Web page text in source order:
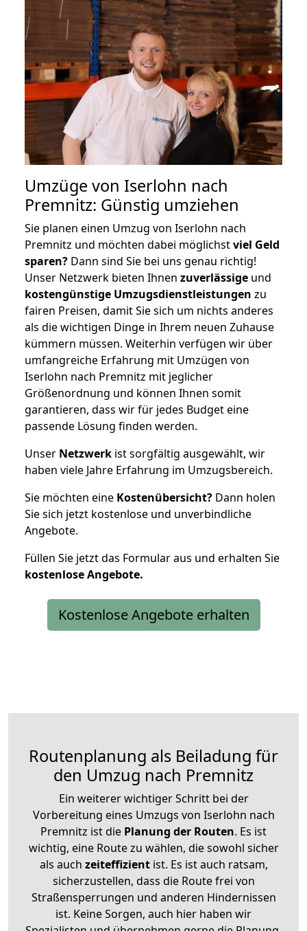
Umzüge von Iserlohn nach
Premnitz: Günstig umziehen
Sie planen einen Umzug von Iserlohn nach
Premnitz und möchten dabei möglichstviel Geld
sparen? Dann sind Sie bei uns genau richtig!
Unser Netzwerk bieten Ihnen zuverlässige und
kostengünstige Umzugsdienstleistungen zu
fairen Preisen, damit Sie sich um nichts anderes
als die wichtigen Dinge in Ihrem neuen Zuhause
kümmern müssen. Weiterhin verfügen wir über
umfangreiche Erfahrung mit Umzügen von
Iserlohn nach Premnitz mit jeglicher
Größenordnung und können Ihnen somit
garantieren, dass wir für jedes Budget eine
passende Lösung finden werden.
Unser Netzwerk ist sorgfältig ausgewählt, wir
haben viele Jahre Erfahrung im Umzugsbereich.
Sie möchten eine Kostenübersicht? Dann holen
Sie sich jetzt kostenlose und unverbindliche
Angebote.
Füllen Sie jetzt das Formular aus und erhalten Sie
kostenloseAngebote.
Kostenlose Angebote erhalten
Routenplanung als Beiladung für
den Umzug nach Premnitz
Ein weiterer wichtiger Schritt bei der
Vorbereitung eines Umzugs von Iserlohn nach
Premnitz ist die Planung der Routen. Es ist
wichtig, eine Route zu wählen, die sowohl sicher
als auch zeiteffizientist. Es ist auch ratsam,
sicherzustellen, dass die Route frei von
Straßensperrungen und anderen Hindernissen
ist. Keine Sorgen, auch hier haben wir